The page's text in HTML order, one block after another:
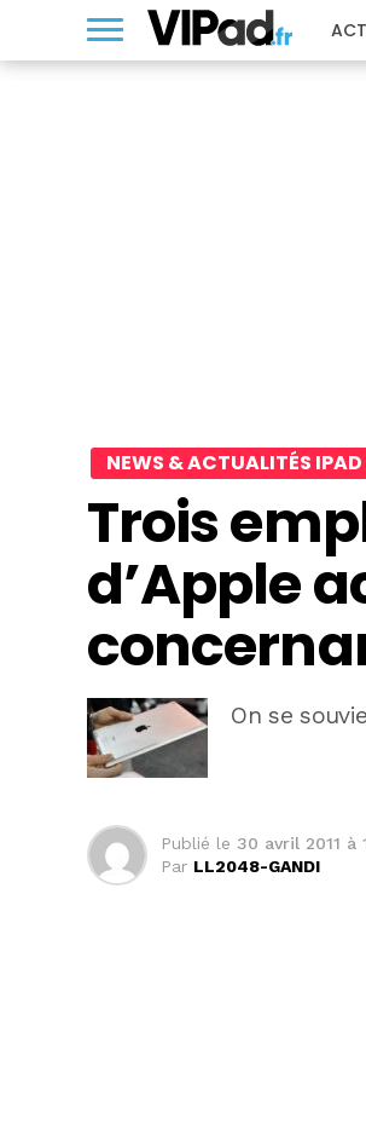
NEWS & ACTUALITÉS IPAD
Trois
d’Apple
On se
Publié le 30 avril 2011 à
Par LL2048-GANDI